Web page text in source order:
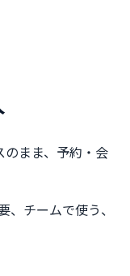
のまま、予約・会
、チームで使う、